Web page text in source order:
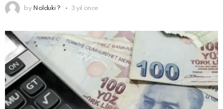
by Nolduki ? 3 yıl önce